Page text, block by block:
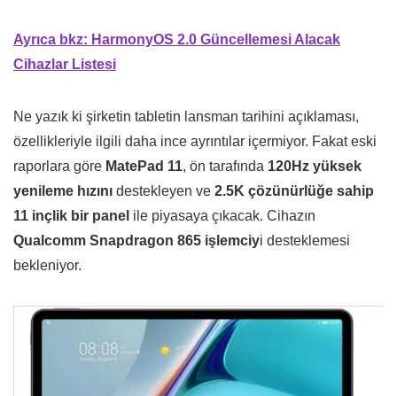
Ayrıca bkz: HarmonyOS 2.0 Güncellemesi Alacak
Cihazlar Listesi
Ne yazık ki şirketin tabletin lansman tarihini açıklaması,
özellikleriyle ilgili daha ince ayrıntılar içermiyor. Fakat eski
raporlara göre MatePad 11, ön tarafında 120Hz yüksek
yenileme hızını destekleyen ve 2.5K çözünürlüğe sahip
11 inçlik bir panel ile piyasaya çıkacak. Cihazın
Qualcomm Snapdragon 865 işlemciyi desteklemesi
bekleniyor.